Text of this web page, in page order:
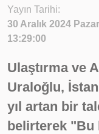
Yayın Tarihi:
30 Aralık 2024
13:29:00
Ulaştırma ve
Uraloğlu,
yıl artan bir
belirterek "Bu